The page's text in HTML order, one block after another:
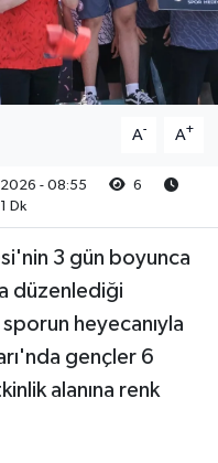
A- A+
- 08:55
6
Dk
3 gün boyunca
düzenlediği
heyecanıyla
gençler 6
alanına renk